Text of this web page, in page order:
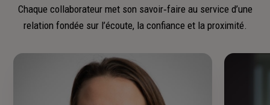
Chaque collaborateur met son savoir‑faire au service d’une
relation fondée sur l’écoute, la confiance et la proximité.